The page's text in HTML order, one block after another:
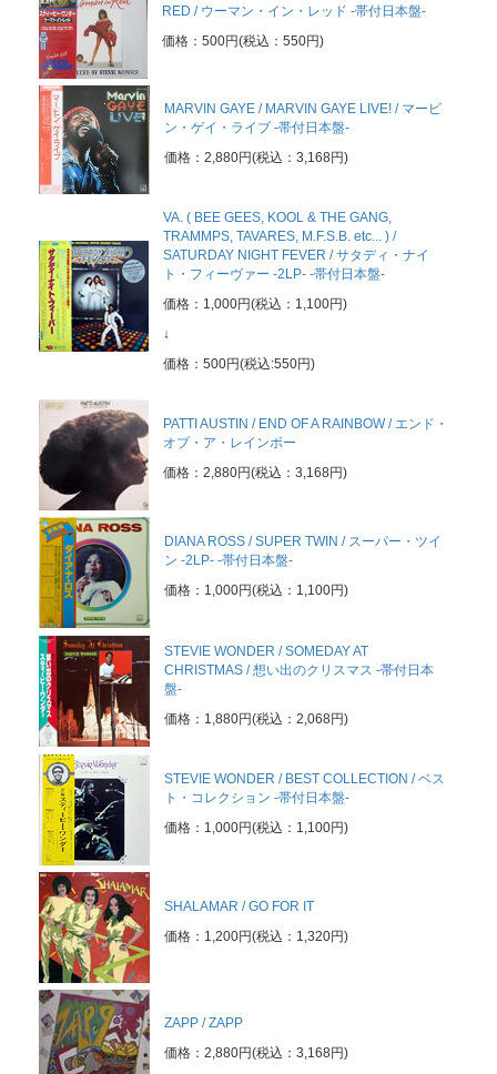
RED / ウーマン・イン・レッド -帯付日本盤-
価格：500円(税込：550円)
MARVIN GAYE / MARVIN GAYE LIVE! / マービ
ン・ゲイ・ライブ -帯付日本盤-
価格：2,880円(税込：3,168円)
VA. ( BEE GEES, KOOL & THE GANG,
TRAMMPS, TAVARES, M.F.S.B. etc... ) /
SATURDAY NIGHT FEVER / サタディ・ナイ
ト・フィーヴァー -2LP- -帯付日本盤-
価格：1,000円(税込：1,100円)
↓
価格：500円(税込:550円)
PATTI AUSTIN / END OF A RAINBOW / エンド・
オブ・ア・レインボー
価格：2,880円(税込：3,168円)
DIANA ROSS / SUPER TWIN / スーパー・ツイ
ン -2LP- -帯付日本盤-
価格：1,000円(税込：1,100円)
STEVIE WONDER / SOMEDAY AT
CHRISTMAS / 想い出のクリスマス -帯付日本
盤-
価格：1,880円(税込：2,068円)
STEVIE WONDER / BEST COLLECTION / ベス
ト・コレクション -帯付日本盤-
価格：1,000円(税込：1,100円)
SHALAMAR / GO FOR IT
価格：1,200円(税込：1,320円)
ZAPP / ZAPP
価格：2,880円(税込：3,168円)